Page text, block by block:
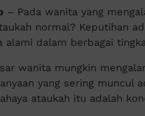
– Pada wanita yang
normal? Keputihan
alami dalam berbagai
wanita mungkin
yang sering muncul
ataukah itu adalah